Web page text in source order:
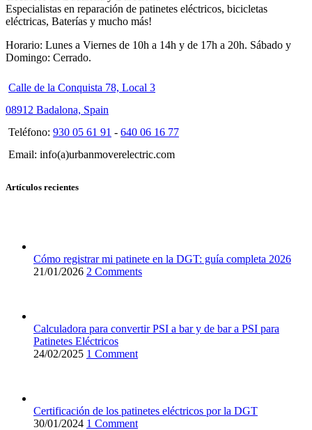
Especialistas en reparación de patinetes eléctricos, bicicletas
eléctricas, Baterías y mucho más!
Horario: Lunes a Viernes de 10h a 14h y de 17h a 20h. Sábado y
Domingo: Cerrado.
Calle de la Conquista 78, Local 3
08912 Badalona, Spain
Teléfono: 930 05 61 91 - 640 06 16 77
Email: info(a)urbanmoverelectric.com
Artículos recientes
Cómo registrar mi patinete en la DGT: guía completa 2026
21/01/2026 2 Comments
Calculadora para convertir PSI a bar y de bar a PSI para
Patinetes Eléctricos
24/02/2025 1 Comment
Certificación de los patinetes eléctricos por la DGT
30/01/2024 1 Comment